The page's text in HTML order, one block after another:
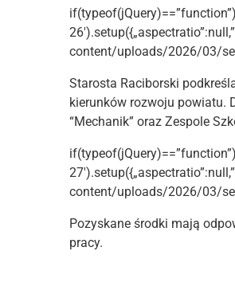
content/uploads/2026/03/
Starosta Raciborski
kierunków rozwoju powiatu.
“Mechanik” oraz Zespole
content/uploads/2026/03/
Pozyskane środki mają
pracy.